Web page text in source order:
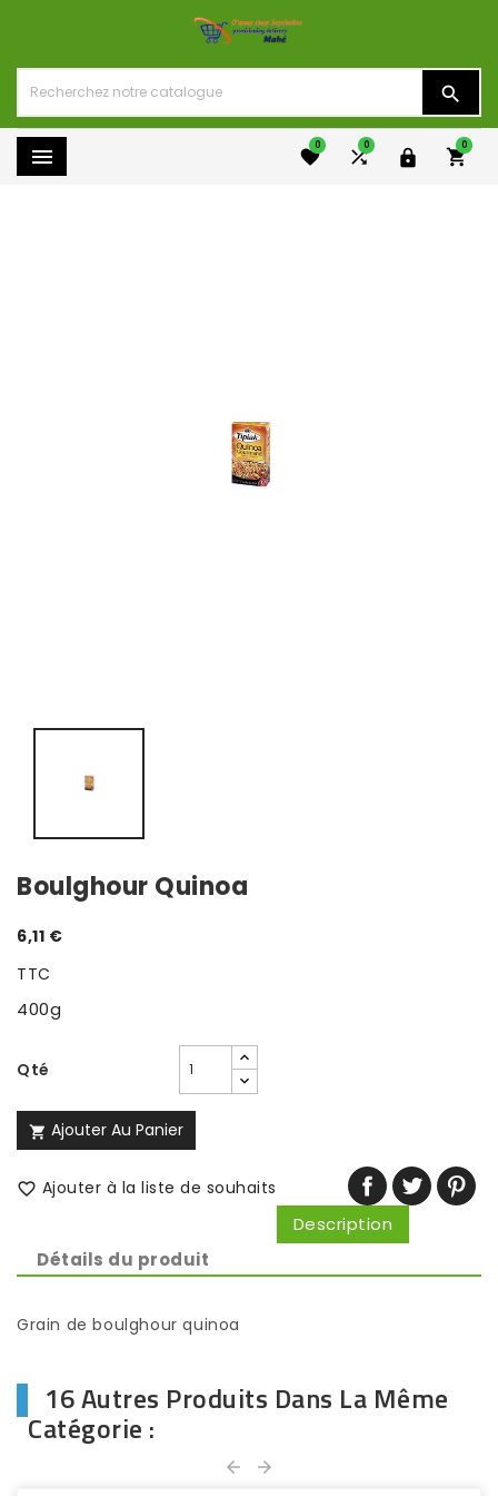

 0



0

0
Boulghour Quinoa
6,11 €
TTC
400g
Qté
 Ajouter Au Panier
 Ajouter à la liste de souhaits
Description
Détails du produit
Grain de boulghour quinoa
16 Autres Produits Dans La Même
Catégorie :
 